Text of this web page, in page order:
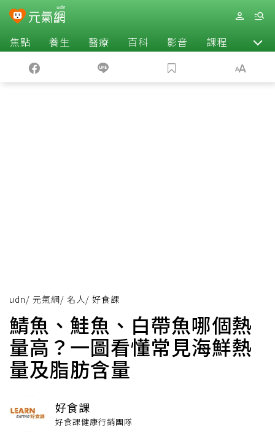
焦點 養生 醫療 百科 影音 課程 退休
udn/ 元氣網/ 名人/ 好食課
鯖魚、鮭魚、白帶魚哪個熱
量高？一圖看懂常見海鮮熱
量及脂肪含量
好食課
好食課健康行銷團隊